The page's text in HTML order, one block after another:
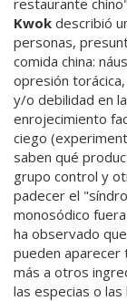
Kwok describió
personas,
comida china:
opresión
y/o debilidad en
enrojecimiento
ciego
saben qué
grupo control y
padecer el
monosódico
ha observado
pueden aparecer
más a otros
las especias o